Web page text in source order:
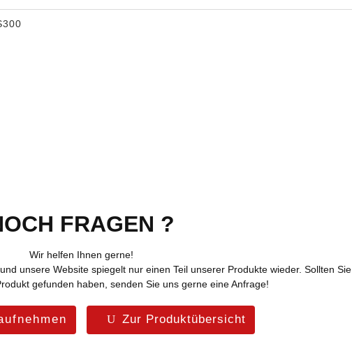
FRAGEN ?
Wir helfen Ihnen gerne!
unsere Website spiegelt nur einen Teil unserer Produkte wieder. Sollten Sie
gefunden haben, senden Sie uns gerne eine Anfrage!
Zur Produktübersicht